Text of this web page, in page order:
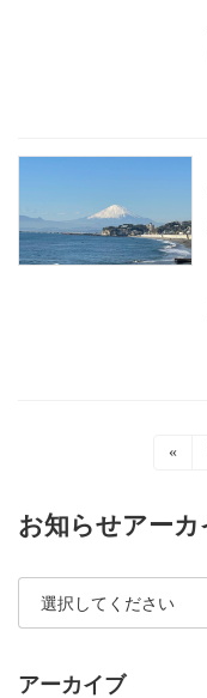
の
ペ
ー
«
お知らせアーカ
アーカイブ